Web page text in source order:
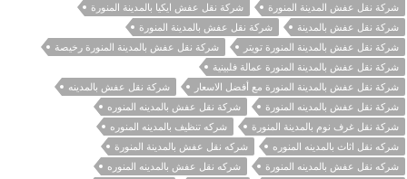
شركة نقل عفش المدينة المنورة
شركة نقل عفش ايكيا بالمدينة المنورة
شركة نقل عفش بالمدينة
شركة نقل عفش بالمدينة المنورة
شركة نقل عفش بالمدينة المنورة تويتر
شركة نقل عفش بالمدينة المنورة رخيصة
شركة نقل عفش بالمدينة المنورة عمالة فلبينية
شركة نقل عفش بالمدينة المنورة مع أفضل الاسعار
شركة نقل عفش بالمدينه
شركة نقل عفش بالمدينه المنورة
شركة نقل عفش بالمدينه المنوره
شركة نقل غرف نوم بالمدينة المنورة
شركه تنظيف بالمدينه المنوره
شركه نقل اثاث بالمدينه المنوره
شركه نقل عفش بالمدينة المنورة
شركه نقل عفش بالمدينه المنورة
شركه نقل عفش بالمدينه المنوره